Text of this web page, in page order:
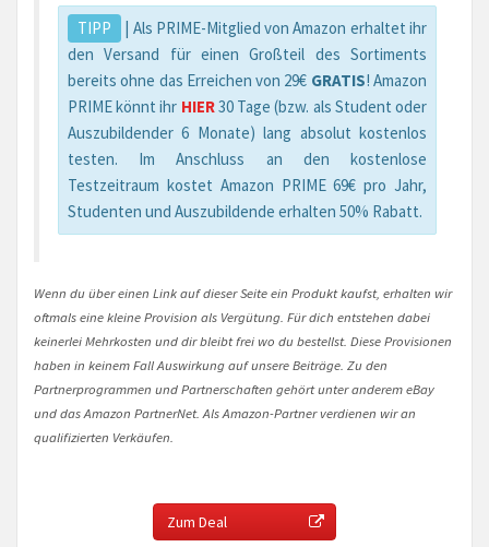
TIPP
| Als PRIME-Mitglied von Amazon erhaltet ihr
den Versand für einen Großteil des Sortiments
bereits ohne das Erreichen von 29€ GRATIS! Amazon
PRIME könnt ihr HIER30 Tage (bzw. als Student oder
Auszubildender 6 Monate) lang absolut kostenlos
testen. Im Anschluss an den kostenlose
Testzeitraum kostet Amazon PRIME 69€ pro Jahr,
Studenten und Auszubildende erhalten 50% Rabatt.
Wenn du über einen Link auf dieser Seite ein Produkt kaufst, erhalten wir
oftmals eine kleine Provision als Vergütung. Für dich entstehen dabei
keinerlei Mehrkosten und dir bleibt frei wo du bestellst. Diese Provisionen
haben in keinem Fall Auswirkung auf unsere Beiträge. Zu den
Partnerprogrammen und Partnerschaften gehört unter anderem eBay
und das Amazon PartnerNet. Als Amazon-Partner verdienen wir an
qualifizierten Verkäufen.
Zum Deal